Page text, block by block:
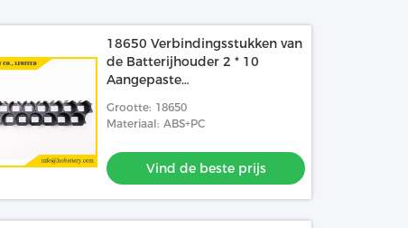
18650 Verbindingsstukken van
de Batterijhouder 2 * 10
Aangepaste
Grootte: 18650
Materiaal: ABS+PC
Vind de beste prijs